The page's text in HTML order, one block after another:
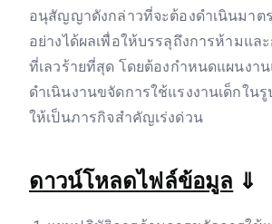
อนุสัญญาดังกล่าวที่จะต้องดำเนินมาต
อย่างได้ผลเพื่อให้บรรลุถึงการห้ามแล
ที่เลวร้ายที่สุด โดยต้องกำหนดแผนงา
ดำเนินงานขจัดการใช้แรงงานเด็กใน
ให้เป็นภารกิจสำคัญเร่งด่วน
ดาวน์โหลดไฟล์ข้อมูล ⇓